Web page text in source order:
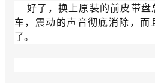
好了，换上原装的前皮带盘
车，震动的声音彻底消除，而
了。